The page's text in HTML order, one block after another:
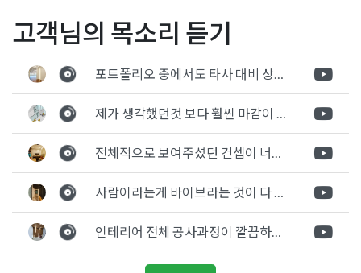
무실인테리어 ,사무실인테리어 소형사무실인테리어
공사
작은오피스인테리어,작은회사인테리어
글
색
10평 15평 20평 소형 작은
사무실인테리어 진행과정
강남 서초구 100평 사무실
인테리어 입구 파사드 공사
고객님의 목소리 듣기
포트폴리오 중에서도 타사 대비 상세하게 진행되는것 같다는 느낌을 많이 받았습니다. 시공 기반과 디자인기반의 인테리어 회사의 차이점을 알게되었는데 인테리어 디자인 기반의 회사와의 컨텍이 굉장히 만족스러웠습니다.
제가 생각했던것 보다 훨씬 마감이 멋있게 잘 나왔습니다. 바닥 이라던지 벽지색상 그리고 통유리로 추천 해주신것도 참 좋았습니다. 916의 노하우를 잘 살려서 공사는 잘 마무리 된것 같습니다.
전체적으로 보여주셨던 컨셉이 너무 마음에 들었고 실장님께서 개인적으로 만족감 있는 공사를 하고 있다는 느낌이 좋았습니다.
사람이라는게 바이브라는 것이 다 있고 뽐어져 나오는 에너지가 있다고 생각을 합니다. 사람이 가장중요하기 때문에 처음 만났을때 실장님의 에너지가 좋았고 첫인상으로 업체를 선정하게 되었습니다.
인테리어 전체 공사과정이 깔끔하게 진행이 되었고 공사 후 A/S도 빠르게 충실하게 진행을 해주셨습니다.